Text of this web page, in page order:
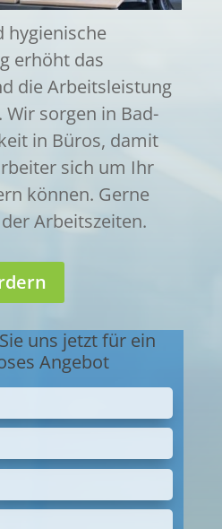
hygienische
erhöht das
die Arbeitsleistung
sorgen in Bad-
in Büros, damit
sich um Ihr
können. Gerne
Arbeitszeiten.
uns jetzt für ein
Angebot